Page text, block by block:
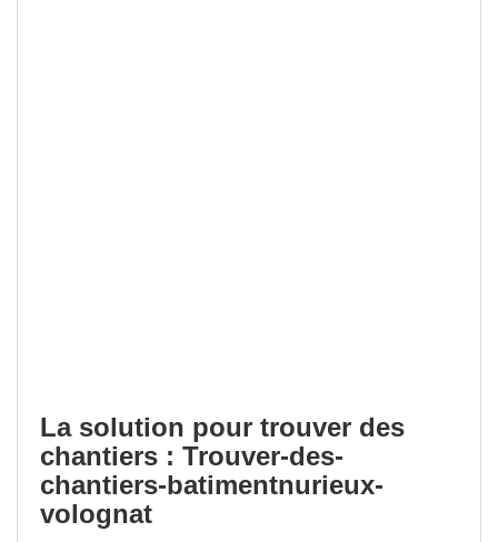
La solution pour trouver des
chantiers : Trouver-des-
chantiers-batimentnurieux-
volognat